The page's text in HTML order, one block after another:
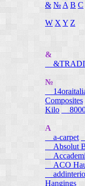
& № A B C
W X Y Z
&
№
Composites
Kilo
A
a-carpet
Absolut
ACO
Hangings